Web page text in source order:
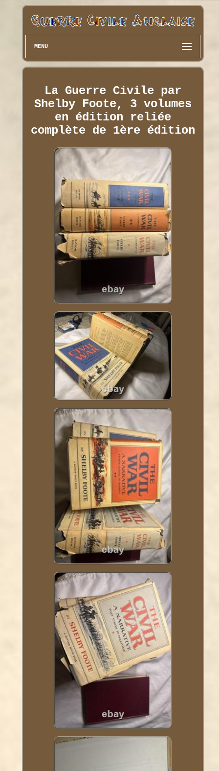
MENU
La Guerre Civile par
Shelby Foote, 3 volumes
en édition reliée
complète de 1ère édition